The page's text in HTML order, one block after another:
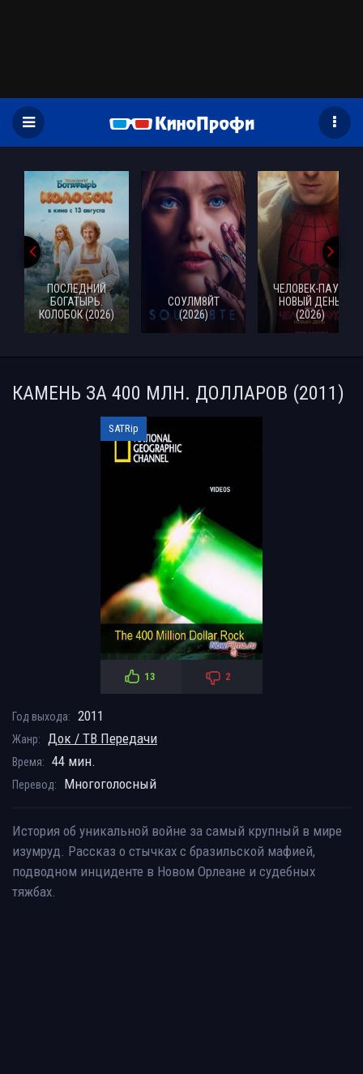
ПОСЛЕДНИЙ
БОГАТЫРЬ.
КОЛОБОК (2026)
СОУЛМ8ЙТ
(2026)
ЧЕЛОВЕК-ПАУК:
НОВЫЙ ДЕНЬ
(2026)
КАМЕНЬ ЗА 400 МЛН. ДОЛЛАРОВ (2011)
SATRip
13 2
Год выхода: 2011
Жанр: Док / ТВ Передачи
Время: 44 мин.
Перевод: Многоголосный
История об уникальной войне за самый крупный в мире
изумруд. Рассказ о стычках с бразильской мафией,
подводном инциденте в Новом Орлеане и судебных
тяжбах.